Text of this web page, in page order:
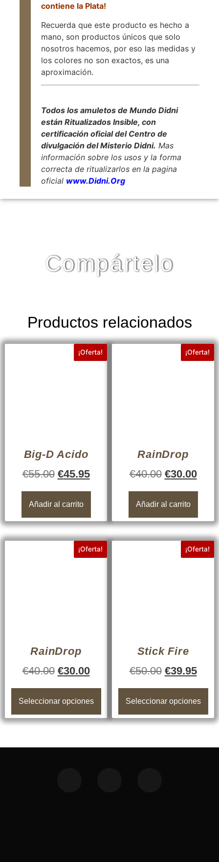
contiene la Plata!
Recuerda que este producto es hecho a
mano, son productos únicos que solo
nosotros hacemos, por eso las medidas y
los colores no son exactos, es una
aproximación.
Todos los amuletos de Mundo Didni
están Ritualizados Insible, con
certificación oficial del Centro de
divulgación del Misterio Didni. Mas
información sobre los usos y la forma
correcta de ritualizarlos en la pagina
oficial www.Didni.Org
Compártelo
Productos relacionados
¡Oferta!
Big-D Acido
€55.00 €45.95
Añadir al carrito
¡Oferta!
RainDrop
€40.00 €30.00
Añadir al carrito
¡Oferta!
RainDrop
€40.00 €30.00
Seleccionar opciones
¡Oferta!
Stick Fire
€50.00 €39.95
Seleccionar opciones